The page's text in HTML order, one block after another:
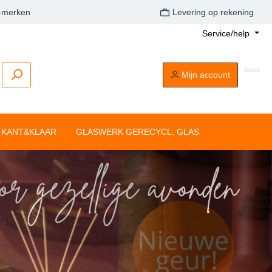
Levering op rekening
Service/help
Mijn account
KANT&KLAAR GLASWERK GERECYCL. GLAS
Buitenkaarsen
Tafelkaarsen
Silhouette rustiekkaarsen
Clean Light
Drijflichten
Stompkaarsen
Tafelkaarsen
Dompelkaarsen
Tonkkaarsen